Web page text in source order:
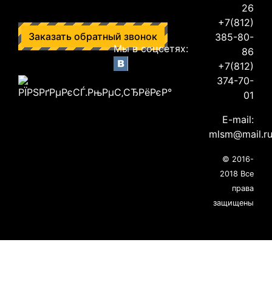
Заказать обратный звонок
Мы в соцсетях:
26
+7(812)
385-80-
86
+7(812)
374-70-
01
E-mail:
mlsm@mail.ru
© 2016-
2018 Все
права
защищены